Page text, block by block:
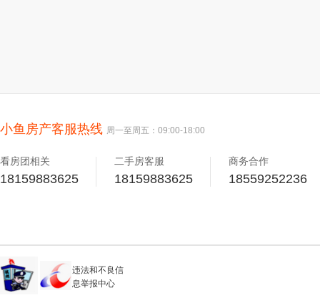
小鱼房产客服热线 周一至周五：09:00-18:00
看房团相关
18159883625
二手房客服
18159883625
商务合作
18559252236
违法和不良信
息举报中心